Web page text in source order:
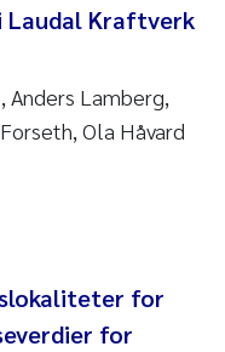
Kraftverk
Anders Lamberg,
Ola Håvard
for
for